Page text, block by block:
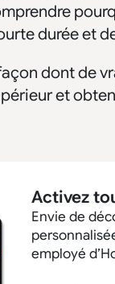
durée et
dont de
et
Activez
Envie de
employé